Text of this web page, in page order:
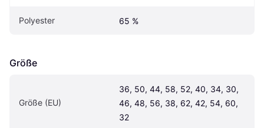
Polyester 65 %
Größe
Größe (EU)
36, 50, 44, 58, 52, 40, 34, 30,
46, 48, 56, 38, 62, 42, 54, 60,
32